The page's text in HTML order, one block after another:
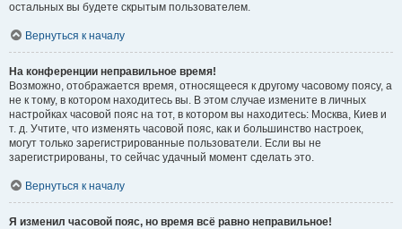
остальных вы будете скрытым пользователем.
Вернуться к началу
На конференции неправильное время!
Возможно, отображается время, относящееся к другому часовому поясу, а
не к тому, в котором находитесь вы. В этом случае измените в личных
настройках часовой пояс на тот, в котором вы находитесь: Москва, Киев и
т. д. Учтите, что изменять часовой пояс, как и большинство настроек,
могут только зарегистрированные пользователи. Если вы не
зарегистрированы, то сейчас удачный момент сделать это.
Вернуться к началу
Я изменил часовой пояс, но время всё равно неправильное!